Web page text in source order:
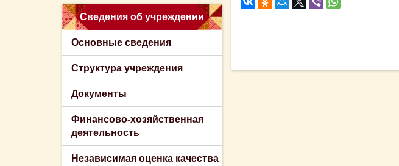
Сведения об учреждении
Основные сведения
Структура учреждения
Документы
Финансово-хозяйственная
деятельность
Независимая оценка качества